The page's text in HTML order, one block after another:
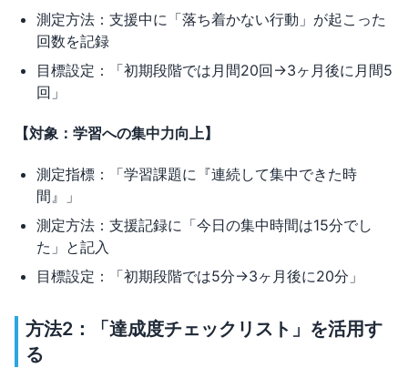
測定方法：支援中に「落ち着かない行動」が起こった
回数を記録
目標設定：「初期段階では月間20回→3ヶ月後に月間5
回」
【対象：学習への集中力向上】
測定指標：「学習課題に『連続して集中できた時
間』」
測定方法：支援記録に「今日の集中時間は15分でし
た」と記入
目標設定：「初期段階では5分→3ヶ月後に20分」
方法2：「達成度チェックリスト」を活用す
る